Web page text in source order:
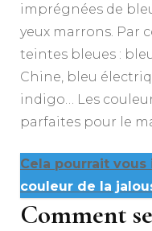
imprégnées de
yeux marrons. Par
teintes bleues :
Chine, bleu
indigo… Les
parfaites pour le
Cela pourrait vous
couleur de la
Comment